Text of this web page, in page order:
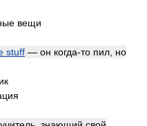
вещи
stuff — он когда-то пил, но